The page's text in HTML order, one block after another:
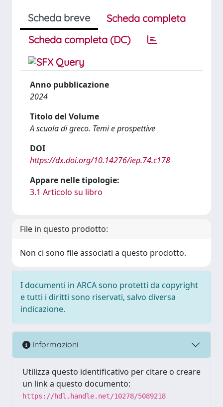
Scheda breve
Scheda completa
Scheda completa (DC)
Anno pubblicazione
2024
Titolo del Volume
A scuola di greco. Temi e prospettive
DOI
https://dx.doi.org/10.14276/iep.74.c178
Appare nelle tipologie:
3.1 Articolo su libro
File in questo prodotto:
Non ci sono file associati a questo prodotto.
I documenti in ARCA sono protetti da copyright
e tutti i diritti sono riservati, salvo diversa
indicazione.
Informazioni
Utilizza questo identificativo per citare o creare
un link a questo documento:
https://hdl.handle.net/10278/5089218